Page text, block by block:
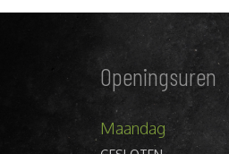
Openingsuren
Maandag